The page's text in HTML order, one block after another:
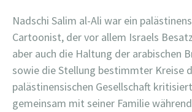
Nadschi Salim al-Ali war ein
Cartoonist, der vor allem Israels
aber auch die Haltung der arabischen
sowie die Stellung bestimmter Kreise
palästinensischen Gesellschaft
gemeinsam mit seiner Familie